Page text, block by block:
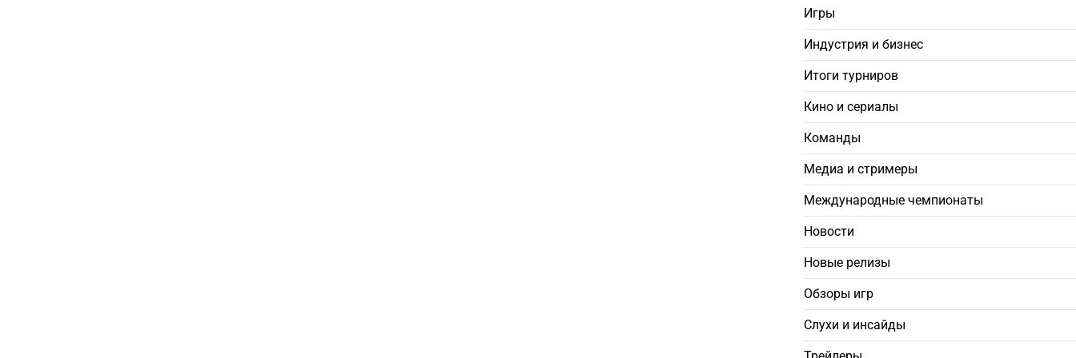
Игры
Индустрия и бизнес
Итоги турниров
Кино и сериалы
Команды
Медиа и стримеры
Международные чемпионаты
Новости
Новые релизы
Обзоры игр
Слухи и инсайды